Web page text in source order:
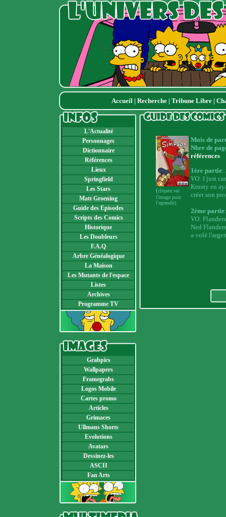
Accueil| Recherche| Tribune Libre |
L'Actualité
Personnages
Dictionnaire
Références
Lieux
Springfield
Les Stars
Matt Groening
Guide des Episodes
Scripts des Comics
Historique
Les Doubleurs
F.A.Q
Arbre Généalogique
La Maison
Les Mutants de l'espace
Listes
Archives
Programme TV
Grabpics
Wallpapers
Framegrabs
Logos Mobile
Cartes promo
Articles
Grimaces
Ullmans Shorts
Evolutions
Avatars
Dessinez-les
ASCII
Fan Arts
(cliquez sur
l'image pour
l'agrandir)
Mois de
Nbre de
références
1ère partie:
VO: I just
Krusty en
créer son
2ème partie
VO:
Ned
a volé